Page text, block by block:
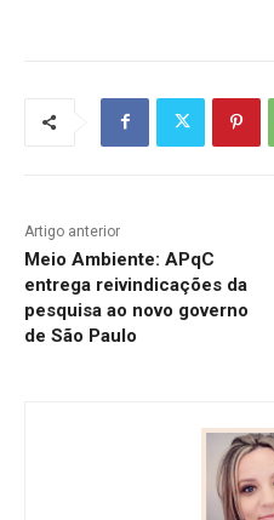
Artigo anterior
Meio Ambiente: APqC
entrega reivindicações da
pesquisa ao novo governo
de São Paulo